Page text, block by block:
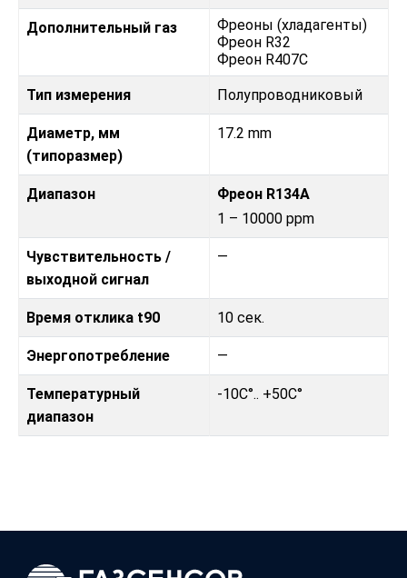
Дополнительный газ
Фреoны (хладагенты)
Фреон R32
Фреон R407С
Тип измерения Полупроводниковый
Диаметр, мм
(типоразмер)
17.2 mm
Диапазон
Фреон R134A
1 – 10000 ppm
Чувствительность /
выходной сигнал
—
Время отклика t90 10 сек.
Энергопотребление —
Температурный
диапазон
-10C°.. +50C°